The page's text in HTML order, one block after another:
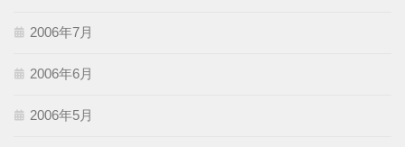
2006年7月
2006年6月
2006年5月